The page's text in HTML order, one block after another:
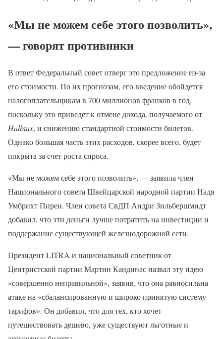
«Мы не можем себе этого позволить»,
— говорят противники
В ответ Федеральный совет отверг это предложение из-за
его стоимости. По их прогнозам, его введение обойдется
налогоплательщикам в 700 миллионов франков в год,
поскольку это приведет к отмене дохода, получаемого от
Halbtax, и снижению стандартной стоимости билетов.
Однако большая часть этих расходов, скорее всего, будет
покрыта за счет роста спроса.
«Мы не можем себе этого позволить», — заявила член
Национального совета Швейцарской народной партии Надя
Умбрихт Пирен. Член совета СвДП Андри Зильбершмидт
добавил, что эти деньги лучше потратить на инвестиции и
поддержание существующей железнодорожной сети.
Президент LITRA и национальный советник от
Центристской партии Мартин Кандинас назвал эту идею
«совершенно неправильной», заявив, что она равносильна
атаке на «сбалансированную и широко принятую систему
тарифов». Он добавил, что для тех, кто хочет
путешествовать дешево, уже существуют льготные и